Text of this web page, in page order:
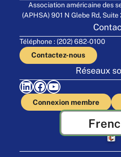
Association américaine des
(APHSA) 901 N Glebe Rd,
Téléphone : (202) 682-0100
Contactez-nous
Réseaux
LinkedIn Facebook YouTube
Connexion membre